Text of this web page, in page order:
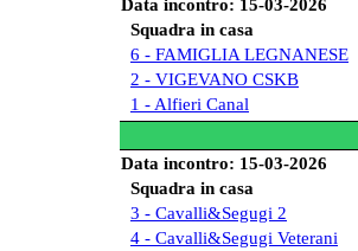
Data incontro: 15-03-2026
Squadra in casa
6 - FAMIGLIA LEGNANESE
2 - VIGEVANO CSKB
1 - Alfieri Canal
Data incontro: 15-03-2026
Squadra in casa
3 - Cavalli&Segugi 2
4 - Cavalli&Segugi Veterani